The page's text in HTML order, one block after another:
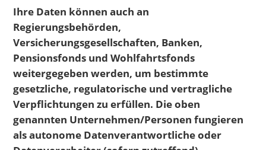
Ihre Daten können auch an
Regierungsbehörden,
Versicherungsgesellschaften, Banken,
Pensionsfonds und Wohlfahrtsfonds
weitergegeben werden, um bestimmte
gesetzliche, regulatorische und vertragliche
Verpflichtungen zu erfüllen. Die oben
genannten Unternehmen/Personen fungieren
als autonome Datenverantwortliche oder